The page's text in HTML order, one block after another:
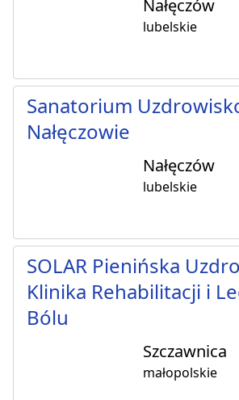
Nałęczów
lubelskie
Sanatorium
Nałęczowie
Nałęczów
lubelskie
SOLAR Pienińska
Klinika Rehabilitacji i
Bólu
Szczawnica
małopolskie